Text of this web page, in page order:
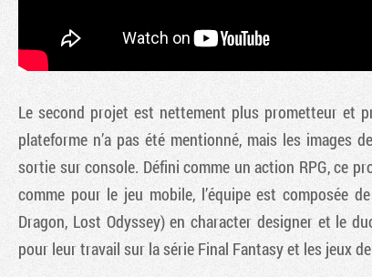
Le second projet est nettement plus prometteur et
plateforme n’a pas été mentionné, mais les images
sortie sur console. Défini comme un action RPG, ce
comme pour le jeu mobile, l’équipe est composée
Dragon, Lost Odyssey) en character designer et le
pour leur travail sur la série Final Fantasy et les jeux de